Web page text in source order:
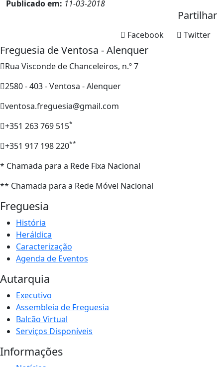
Publicado em: 11-03-2018
Partilhar
Twitter
Facebook
Freguesia de Ventosa - Alenquer
Rua Visconde de Chanceleiros, n.º 7
2580 - 403 - Ventosa - Alenquer
ventosa.freguesia@gmail.com
+351 263 769 515*
+351 917 198 220**
* Chamada para a Rede Fixa Nacional
** Chamada para a Rede Móvel Nacional
Freguesia
História
Heráldica
Caracterização
Agenda de Eventos
Autarquia
Executivo
Assembleia de Freguesia
Balcão Virtual
Serviços Disponíveis
Informações